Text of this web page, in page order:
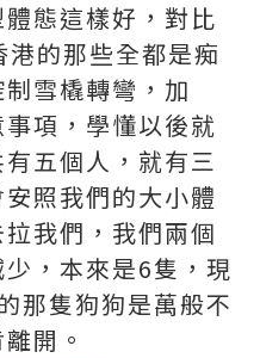
態這樣好，對比
的那些全都是痴
雪橇轉彎，加
項，學懂以後就
五個人，就有三
照我們的大小體
我們，我們兩個
，本來是6隻，現
那隻狗狗是萬般不
開。